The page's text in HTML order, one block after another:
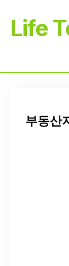
Life
부동산